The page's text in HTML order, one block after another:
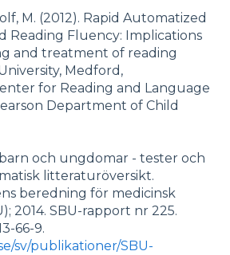
M. (2012). Rapid Automatized
Reading Fluency: Implications
and treatment of reading
Medford,
for Reading and Language
Department of Child
barn och ungdomar - tester och
litteraturöversikt.
beredning för medicinsk
2014. SBU-rapport nr 225.
66-9.
sv/publikationer/SBU-